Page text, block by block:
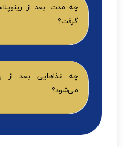
چه مدت بعد از
گرفت؟
چه غذاهایی بعد از
می‌شود؟